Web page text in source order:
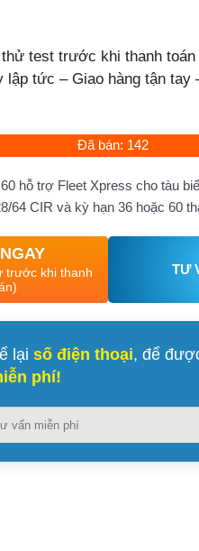
test trước khi thanh toán
lập tức – Giao hàng tận tay
Đã bán: 142
hỗ trợ Fleet Xpress cho tàu
64 CIR và kỳ hạn 36 hoặc 60
trước khi thanh
TƯ
lại số điện thoại, để
phí!